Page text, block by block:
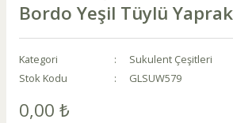
Bordo Yeşil Tüylü
Kategori
Sukulent Çeşitleri
Stok Kodu
GLSUW579
0,00 ₺